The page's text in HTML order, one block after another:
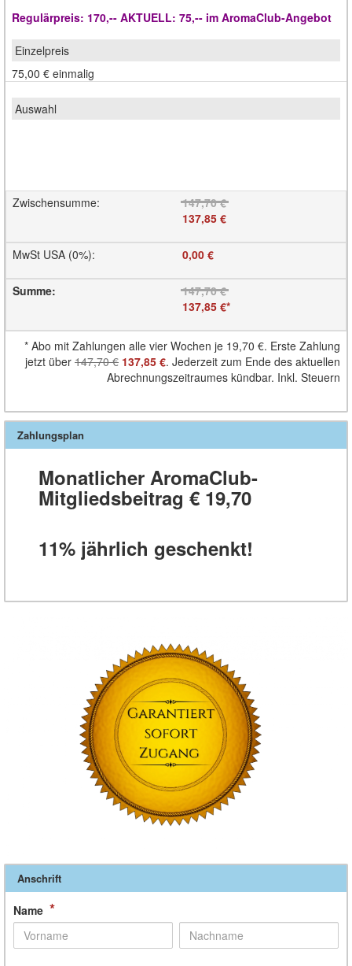
Regulärpreis: 170,-- AKTUELL: 75,-- im AromaClub-Angebot
75,00 € einmalig
Zwischensumme:
147,70 €
137,85 €
MwSt USA (0%): 0,00 €
Summe:
147,70 €
137,85 €*
* Abo mit Zahlungen alle vier Wochen je 19,70 €. Erste Zahlung
jetzt über 147,70 € 137,85 €. Jederzeit zum Ende des aktuellen
Abrechnungszeitraumes kündbar. Inkl. Steuern
Zahlungsplan
Monatlicher AromaClub-
Mitgliedsbeitrag € 19,70
11% jährlich geschenkt!
Anschrift
Name *